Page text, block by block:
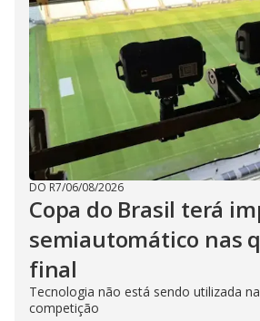
DO R7/06/08/2026
Copa do Brasil terá
semiautomático nas
final
Tecnologia não está sendo utilizada
competição